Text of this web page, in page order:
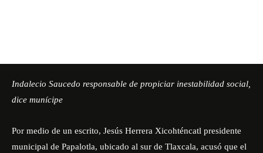
Indalecio Saucedo responsable de propiciar inestabilidad social,
dice munícipe
Por medio de un escrito, Jesús Herrera Xicohténcatl presidente
municipal de Papalotla, ubicado al sur de Tlaxcala, acusó que el